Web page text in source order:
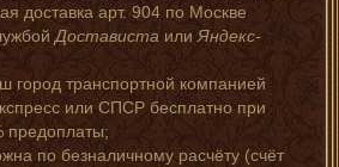
доставка арт. 904 по Москве
ДоставистаилиЯндекс-
город транспортной компанией
или СПСР бесплатно при
предоплаты;
по безналичному расчёту (счёт